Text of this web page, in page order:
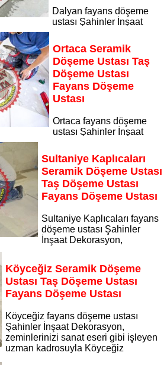
Dalyan fayans döşeme
ustası Şahinler İnşaat
sanat eseri gibi işleyen uzman
özel hizmet sunuyor Dalyan
taş döşeme ustası fayans döşeme
Ortaca Seramik
Döşeme Ustası Taş
Döşeme Ustası
Fayans Döşeme
Ustası
Ortaca fayans döşeme
ustası Şahinler İnşaat
sanat eseri gibi işleyen uzman
özel hizmet sunuyor Ortaca
taş döşeme ustası fayans döşeme
Sultaniye Kaplıcaları
Seramik Döşeme Ustası
Taş Döşeme Ustası
Fayans Döşeme Ustası
Sultaniye Kaplıcaları fayans
döşeme ustası Şahinler
İnşaat Dekorasyon,
gibi işleyen uzman kadrosuyla
özel hizmet sunuyor
Köyceğiz Seramik Döşeme
Ustası Taş Döşeme Ustası
Fayans Döşeme Ustası
Köyceğiz fayans döşeme ustası
Şahinler İnşaat Dekorasyon,
zeminlerinizi sanat eseri gibi işleyen
uzman kadrosuyla Köyceğiz